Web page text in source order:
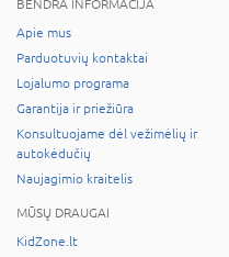
BENDRA INFORMACIJA
Apie mus
Parduotuvių kontaktai
Lojalumo programa
Garantija ir priežiūra
Konsultuojame dėl vežimėlių ir
autokėdučių
Naujagimio kraitelis
MŪSŲ DRAUGAI
KidZone.lt